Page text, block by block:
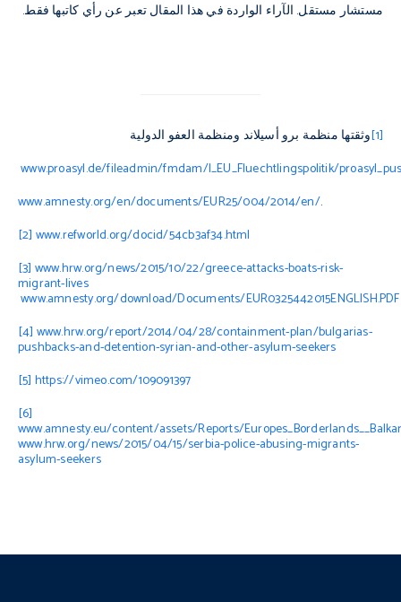
مستشار مستقل. الآراء الواردة في هذا المقال تعبر عن رأي كاتبها فقط.
[1]وثقتها منظمة برو أسيلاند ومنظمة العفو الدولية
www.proasyl.de/fileadmin/fmdam/l_EU_Fluechtlingspolitik/
www.amnesty.org/en/documents/EUR25/004/2014/en/.
[2] www.refworld.org/docid/54cb3af34.html
[3] www.hrw.org/news/2015/10/22/greece-attacks-boats-risk-
migrant-lives
www.amnesty.org/download/Documents/EUR0325442015ENGLISH.PDF
[4] www.hrw.org/report/2014/04/28/containment-plan/bulgarias-
pushbacks-and-detention-syrian-and-other-asylum-seekers
[5] https://vimeo.com/109091397
[6]
www.amnesty.eu/content/assets/Reports/
www.hrw.org/news/2015/04/15/serbia-police-abusing-migrants-
asylum-seekers